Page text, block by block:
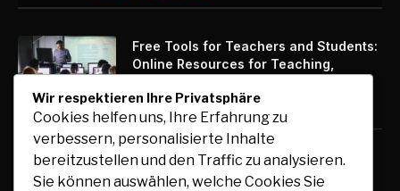
Free Tools for Teachers and Students:
Online Resources for Teaching,
August 6, 2026
Auto mit Fahrer in Südindien günstig
buchen und flexibel reisen
Wir respektieren Ihre Privatsphäre
Cookies helfen uns, Ihre Erfahrung zu
verbessern, personalisierte Inhalte
bereitzustellen und den Traffic zu analysieren.
Sie können auswählen, welche Cookies Sie